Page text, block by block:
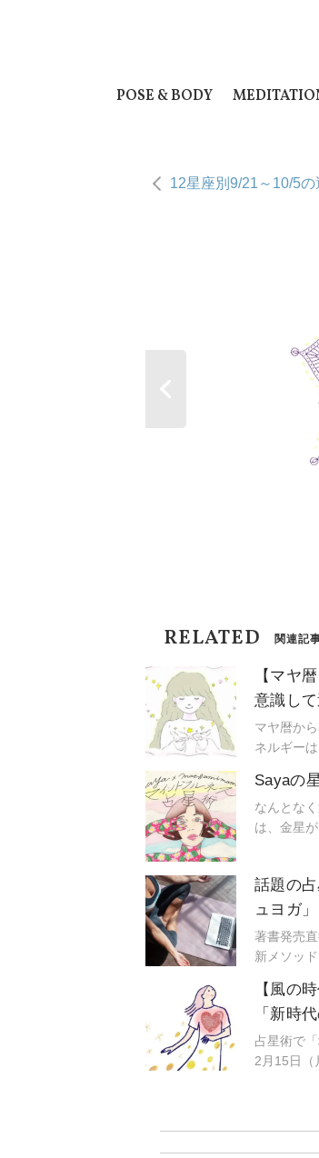
POSE & BODY
12星座別9/21～10/5
RELATED 関連記
【マヤ
意識し
マヤ暦か
ネルギー
Sayaの
なんとな
は、金星
ルに生き
術のスター
話題の
ュヨガ
著書発売
新メソッ
【風の
「新時
占星術で
2月15日（